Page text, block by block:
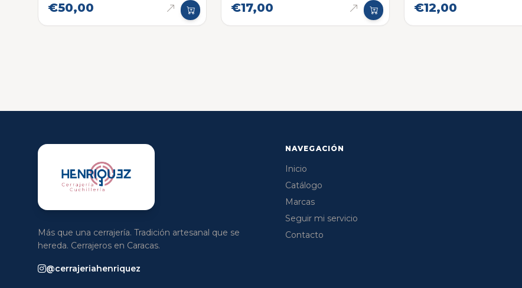
€50,00 €17,00
295ml
€12,00
Más que una cerrajería. Tradición artesanal que se
hereda. Cerrajeros en Caracas.
@cerrajeriahenriquez
NAVEGACIÓN
Inicio
Catálogo
Marcas
Seguir mi servicio
Contacto